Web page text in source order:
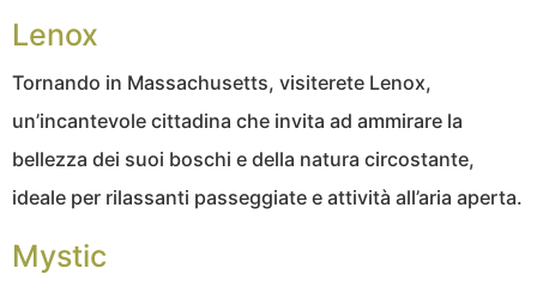
Lenox
Tornando in Massachusetts, visiterete Lenox,
un’incantevole cittadina che invita ad ammirare la
bellezza dei suoi boschi e della natura circostante,
ideale per rilassanti passeggiate e attività all’aria aperta.
Mystic